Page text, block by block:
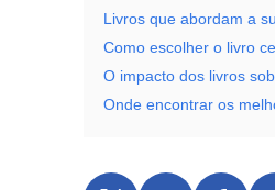
Livros que abordam a
Como escolher o livro
O impacto dos livros
Onde encontrar os